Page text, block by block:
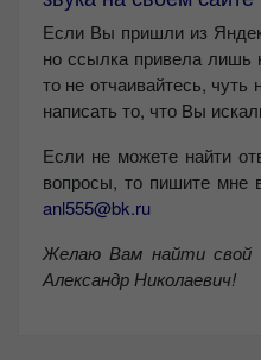
Если Вы пришли из
но ссылка привела лишь
то не отчаивайтесь,
написать то, что Вы
Если не можете найти
вопросы, то пишите мне
anl555@bk.ru
Желаю Вам найти свой
Александр Николаевич!